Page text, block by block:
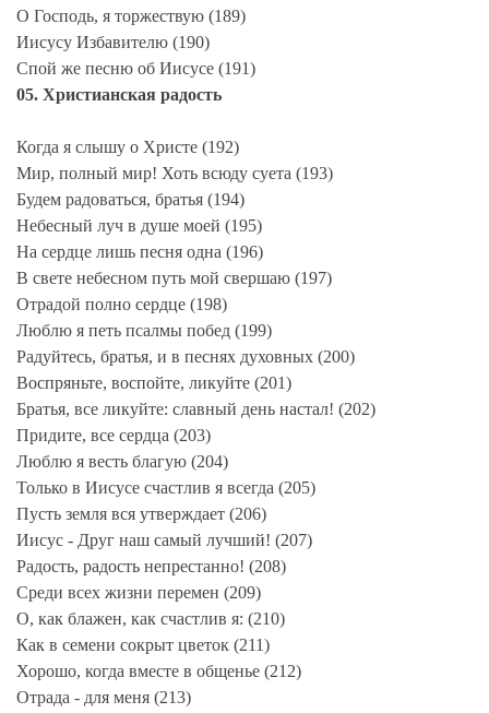
О Господь, я торжествую (189)
Иисусу Избавителю (190)
Спой же песню об Иисусе (191)
05. Христианская радость
Когда я слышу о Христе (192)
Мир, полный мир! Хоть всюду суета (193)
Будем радоваться, братья (194)
Небесный луч в душе моей (195)
На сердце лишь песня одна (196)
В свете небесном путь мой свершаю (197)
Отрадой полно сердце (198)
Люблю я петь псалмы побед (199)
Радуйтесь, братья, и в песнях духовных (200)
Воспряньте, воспойте, ликуйте (201)
Братья, все ликуйте: славный день настал! (202)
Придите, все сердца (203)
Люблю я весть благую (204)
Только в Иисусе счастлив я всегда (205)
Пусть земля вся утверждает (206)
Иисус - Друг наш самый лучший! (207)
Радость, радость непрестанно! (208)
Среди всех жизни перемен (209)
О, как блажен, как счастлив я: (210)
Как в семени сокрыт цветок (211)
Хорошо, когда вместе в общенье (212)
Отрада - для меня (213)